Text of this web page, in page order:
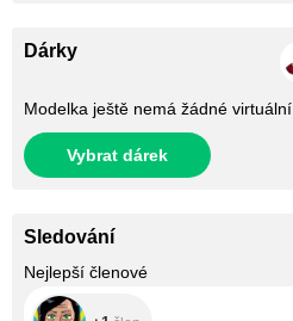
Dárky
Modelka ještě nemá žádné
Vybrat dárek
Sledování
Nejlepší členové
+1